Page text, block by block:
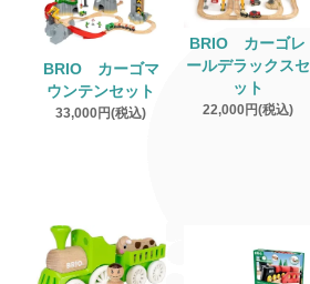
BRIO カーゴマ
ウンテンセット
33,000円(税込)
BRIO カーゴレ
ールデラックスセ
ット
22,000円(税込)